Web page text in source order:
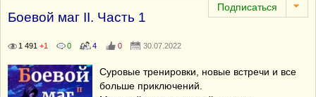
Боевой маг II. Часть 1
1 491 +1 0 4 0 30.07.2022
Суровые тренировки, новые встречи и все
больше приключений.